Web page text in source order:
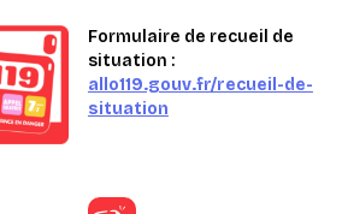
Formulaire de recueil de
situation :
allo119.gouv.fr/recueil-de-
situation